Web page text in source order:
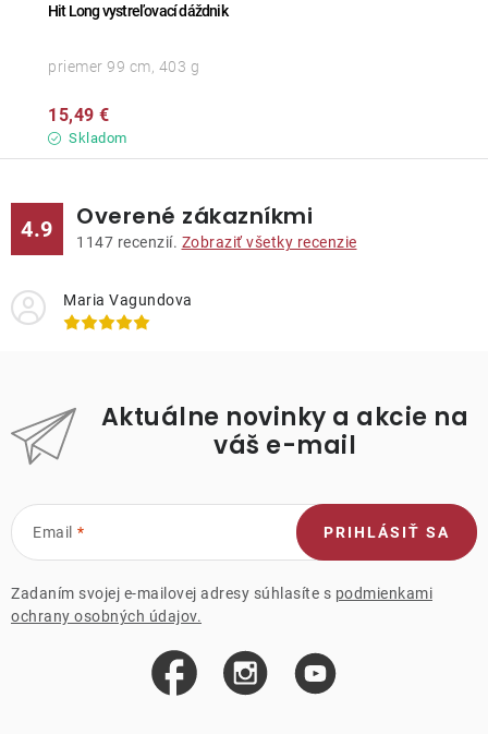
Hit Long vystreľovací dáždnik
Skladom
15,49 €
priemer 99 cm, 403 g
4.9 Overené zákazníkmi
1147 recenzií. Zobraziť všetky recenzie
Maria Vagundova
Aktuálne novinky a akcie na
váš e-mail
Email
Zadaním svojej e-mailovej adresy súhlasíte s podmienkami
ochrany osobných údajov.
PRIHLÁSIŤ SA